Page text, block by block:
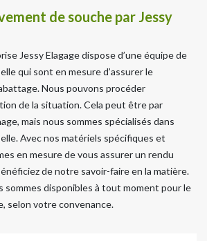
de souche par Jessy
Jessy Elagage dispose d’une équipe de
qui sont en mesure d’assurer le
Nous pouvons procéder
de la situation. Cela peut être par
mais nous sommes spécialisés dans
Avec nos matériels spécifiques et
en mesure de vous assurer un rendu
de notre savoir-faire en la matière.
sommes disponibles à tout moment pour le
selon votre convenance.